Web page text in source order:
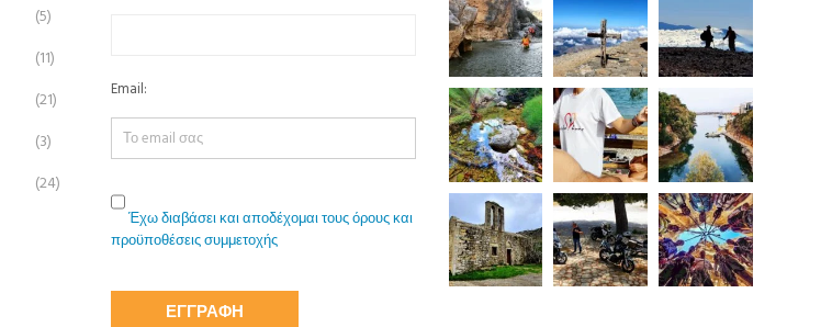
(5)
(11)
(21)
(3)
(24)
Email:
Έχω διαβάσει και αποδέχομαι τους όρους και
προϋποθέσεις συμμετοχής